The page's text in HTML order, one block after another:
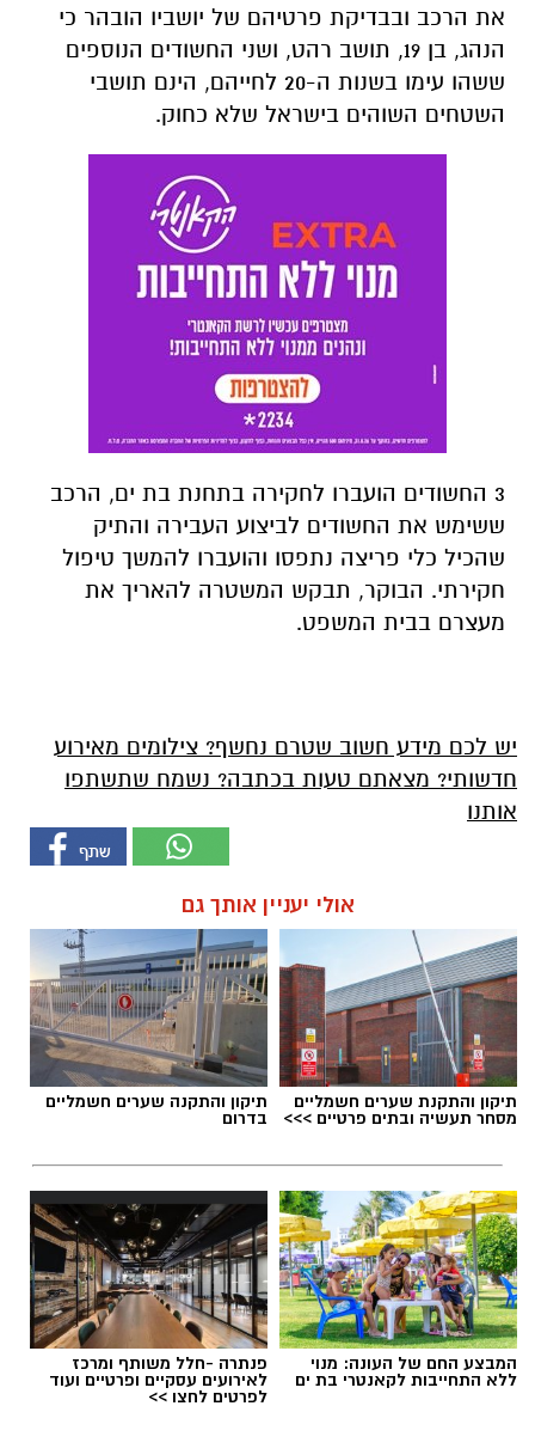
את הרכב ובבדיקת פרטיהם של יושביו הובהר כי
הנהג, בן 19, תושב רהט, ושני החשודים הנוספים
ששהו עימו בשנות ה-20 לחייהם, הינם תושבי
השטחים השוהים בישראל שלא כחוק.
3 החשודים הועברו לחקירה בתחנת בת ים, הרכב
ששימש את החשודים לביצוע העבירה והתיק
שהכיל כלי פריצה נתפסו והועברו להמשך טיפול
חקירתי. הבוקר, תבקש המשטרה להאריך את
מעצרם בבית המשפט.
יש לכם מידע חשוב שטרם נחשף? צילומים מאירוע
חדשותי? מצאתם טעות בכתבה? נשמח שתשתפו
אותנו
אולי יעניין אותך גם
תיקון והתקנת שערים חשמליים
מסחר תעשיה ובתים פרטיים >>>
תיקון והתקנה שערים חשמליים
בדרום
המבצע החם של העונה: מנוי
ללא התחייבות לקאנטרי בת ים
פנתרה -חלל משותף ומרכז
לאירועים עסקיים ופרטיים ועוד
לפרטים לחצו >>